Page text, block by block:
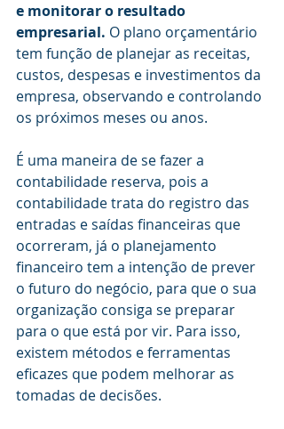
e monitorar o resultado
empresarial. O plano orçamentário
tem função de planejar as receitas,
custos, despesas e investimentos da
empresa, observando e controlando
os próximos meses ou anos.
É uma maneira de se fazer a
contabilidade reserva, pois a
contabilidade trata do registro das
entradas e saídas financeiras que
ocorreram, já o planejamento
financeiro tem a intenção de prever
o futuro do negócio, para que o sua
organização consiga se preparar
para o que está por vir. Para isso,
existem métodos e ferramentas
eficazes que podem melhorar as
tomadas de decisões.